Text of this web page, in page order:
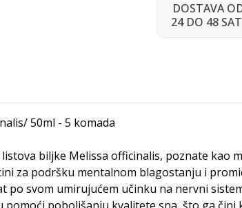
DOSTAVA
24 DO 48
50ml - 5 komada
biljke Melissa officinalis, poznate kao
za podršku mentalnom blagostanju i
po svom umirujućem učinku na nervni